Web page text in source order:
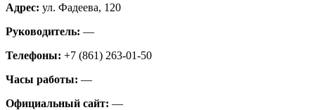
Адрес: ул. Фадеева, 120
Руководитель: —
Телефоны: +7 (861) 263-01-50
Часы работы: —
Официальный сайт: —